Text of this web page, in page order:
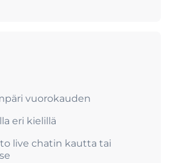
vuorokauden
eri kielillä
live chatin kautta tai